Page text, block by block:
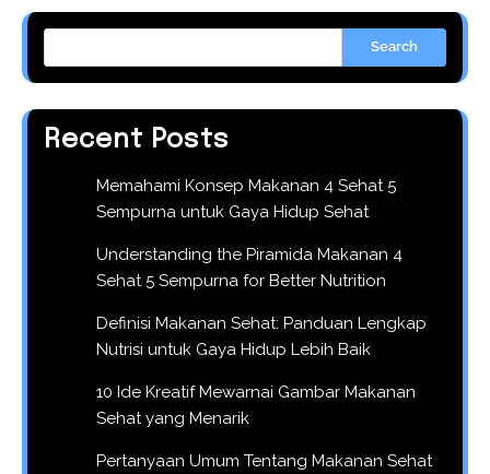
Search
Recent Posts
Memahami Konsep Makanan 4 Sehat 5
Sempurna untuk Gaya Hidup Sehat
Understanding the Piramida Makanan 4
Sehat 5 Sempurna for Better Nutrition
Definisi Makanan Sehat: Panduan Lengkap
Nutrisi untuk Gaya Hidup Lebih Baik
10 Ide Kreatif Mewarnai Gambar Makanan
Sehat yang Menarik
Pertanyaan Umum Tentang Makanan Sehat